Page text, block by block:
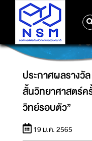
ประกาศผลรางวั
สั้นวิทยาศาสตร์
ประกาศผลรางวั
สั้นวิทยาศาสตร์ค
วิทย์รอบตัว”
19 ม.ค. 2565